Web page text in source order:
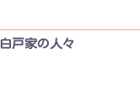
白戸家の人々